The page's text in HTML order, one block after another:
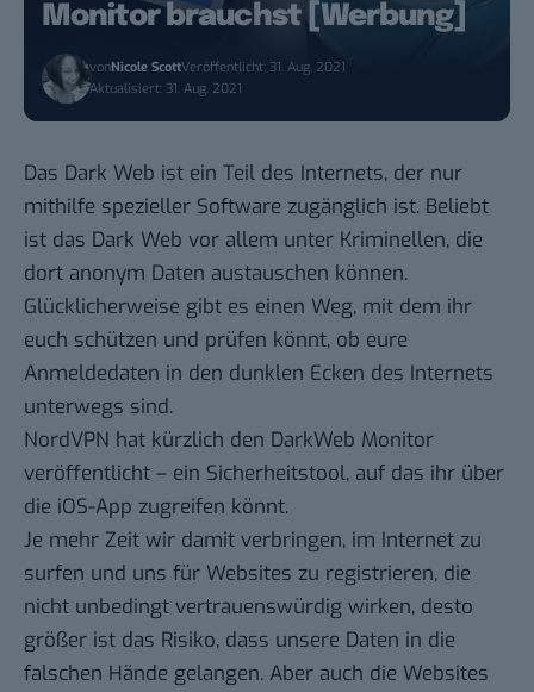
Monitor brauchst [Werbung]
vonNicole ScottVeröffentlicht: 31. Aug. 2021
Aktualisiert: 31. Aug. 2021
Das Dark Web ist ein Teil des Internets, der nur
mithilfe spezieller Software zugänglich ist. Beliebt
ist das Dark Web vor allem unter Kriminellen, die
dort anonym Daten austauschen können.
Glücklicherweise gibt es einen Weg, mit dem ihr
euch schützen und prüfen könnt, ob eure
Anmeldedaten in den dunklen Ecken des Internets
unterwegs sind.
NordVPN hat kürzlich den DarkWeb Monitor
veröffentlicht – ein Sicherheitstool, auf das ihr über
die iOS-App zugreifen könnt.
Je mehr Zeit wir damit verbringen, im Internet zu
surfen und uns für Websites zu registrieren, die
nicht unbedingt vertrauenswürdig wirken, desto
größer ist das Risiko, dass unsere Daten in die
falschen Hände gelangen. Aber auch die Websites